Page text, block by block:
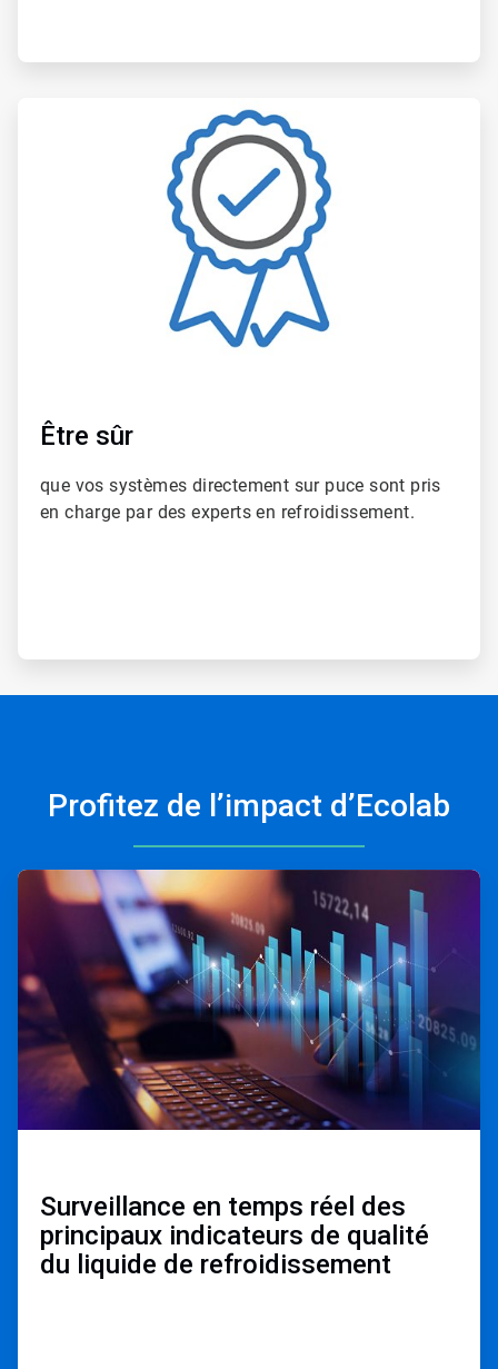
Être sûr
que vos systèmes directement sur puce sont pris
en charge par des experts en refroidissement.
Profitez de l’impact d’Ecolab
ArticleTile
Surveillance en temps réel des
principaux indicateurs de qualité
du liquide de refroidissement ​